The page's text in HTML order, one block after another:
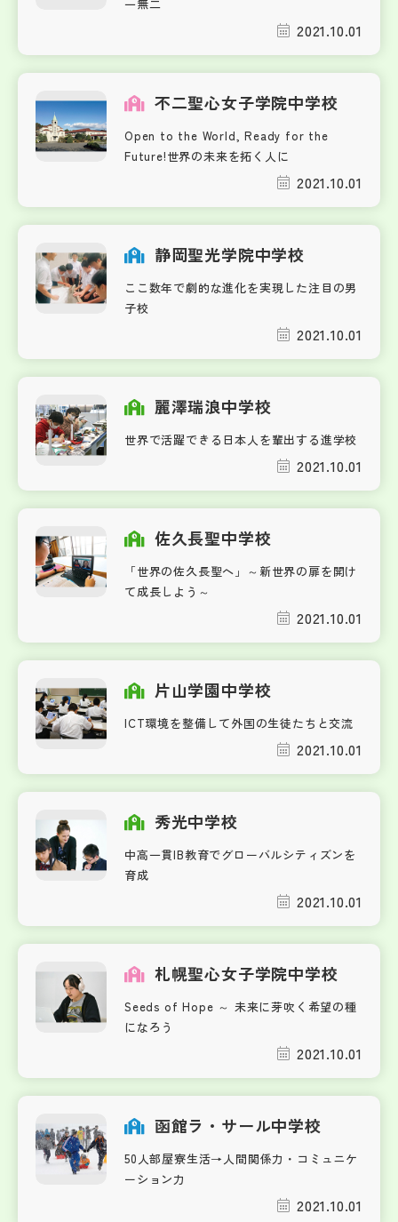
一無二
2021.10.01
不二聖心女子学院中学校
Open to the World, Ready for the
Future!世界の未来を拓く人に
2021.10.01
静岡聖光学院中学校
ここ数年で劇的な進化を実現した注目の男
子校
2021.10.01
麗澤瑞浪中学校
世界で活躍できる日本人を輩出する進学校
2021.10.01
佐久長聖中学校
「世界の佐久長聖へ」～新世界の扉を開け
て成長しよう～
2021.10.01
片山学園中学校
ICT環境を整備して外国の生徒たちと交流
2021.10.01
秀光中学校
中高一貫IB教育でグローバルシティズンを
育成
2021.10.01
札幌聖心女子学院中学校
Seeds of Hope ～ 未来に芽吹く希望の種
になろう
2021.10.01
函館ラ・サール中学校
50人部屋寮生活→人間関係力・コミュニケ
ーション力
2021.10.01